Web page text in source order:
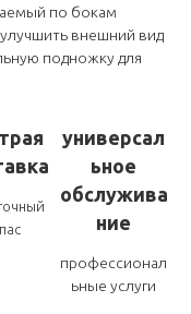
по бокам
внешний вид
подножку для
универсал
ьное
обслужива
ние
профессионал
ьные услуги